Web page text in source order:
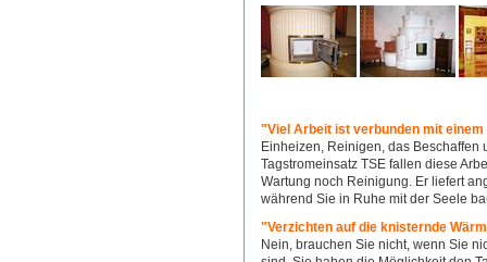
"Viel Arbeit ist verbunden mit
Einheizen, Reinigen, das Beschaffen
Tagstromeinsatz TSE fallen diese
Wartung noch Reinigung. Er liefert
während Sie in Ruhe mit der Seele
"Verzichten auf die knisternde
Nein, brauchen Sie nicht, wenn Sie